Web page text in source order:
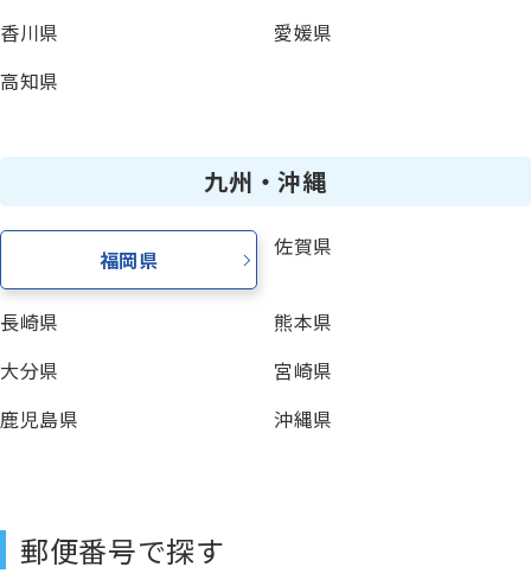
香川県
愛媛県
高知県
九州・沖縄
福岡県 佐賀県
長崎県
熊本県
大分県
宮崎県
鹿児島県
沖縄県
郵便番号で探す